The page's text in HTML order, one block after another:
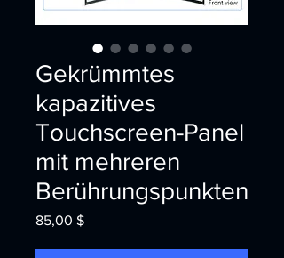
Gekrümmtes
kapazitives
Touchscreen-Panel
mit mehreren
Berührungspunkten
85,00 $Preis